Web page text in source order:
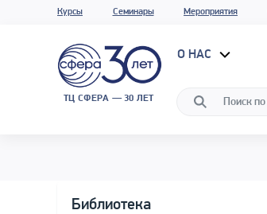
Курсы Семинары Мероприятия
ТЦ СФЕРА — 30 ЛЕТ
О НАС
Библиотека